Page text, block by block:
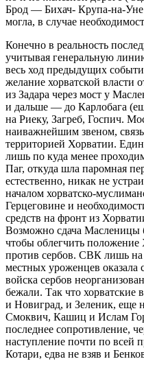
Брод — Бихач- Крупа-на-
могла, в случае
Конечно в реальность
учитывая генеральную
весь ход предыдущих
желание хорватской власти
из Задара через мост у
и дальше — до Карлобага
на Риеку, Загреб, Госпич.
наиважнейшим звеном,
территорией Хорватии.
лишь по куда менее
Паг, откуда шла паромная
естественно, никак не
началом хорватско-
Герцеговине и
средств на фронт из
Возможно сдача Масленицы
чтобы облегчить
против сербов. СВК лишь на
местных уроженцев оказала
войска сербов
бежали. Так что хорватские
и Новиград, и Зеленик, еще
Смоквич, Кашиц и Ислам
последнее сопротивление,
наступление почти по всей
Котари, едва не взяв и